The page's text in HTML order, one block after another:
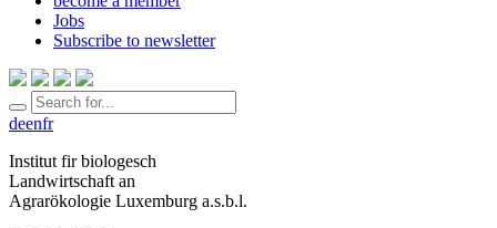
Jobs
Subscribe to newsletter
deenfr
Institut fir biologesch
Landwirtschaft an
Agrarökologie Luxemburg a.s.b.l.